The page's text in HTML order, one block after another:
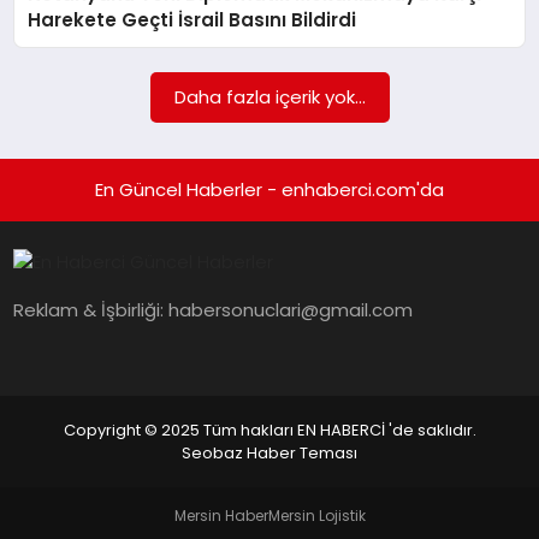
Harekete Geçti İsrail Basını Bildirdi
Daha fazla içerik yok...
En Güncel Haberler - enhaberci.com'da
Reklam & İşbirliği:habersonuclari@gmail.com
Copyright © 2025 Tüm hakları EN HABERCİ 'de saklıdır.
Seobaz Haber Teması
Mersin HaberMersin Lojistik